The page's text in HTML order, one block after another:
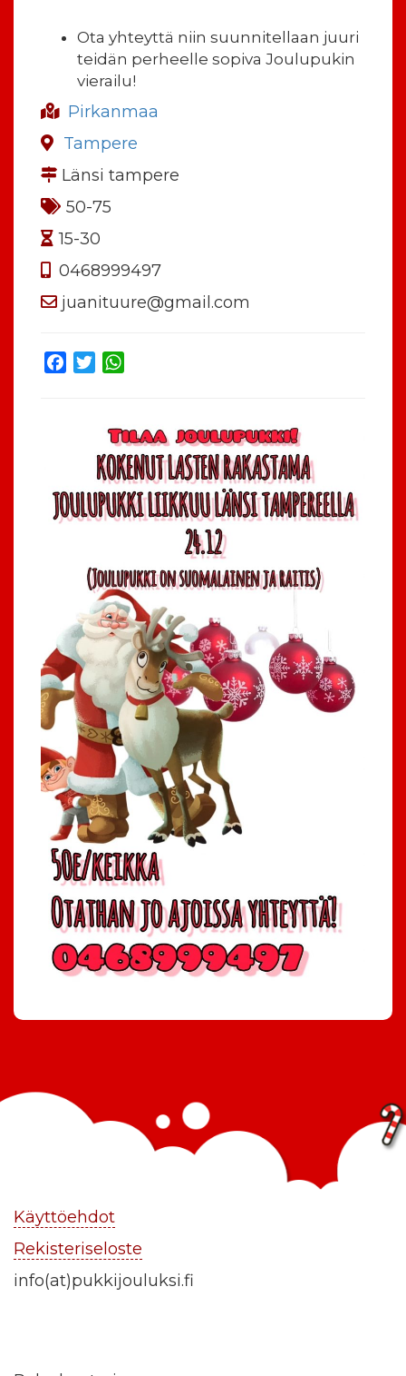
Ota yhteyttä niin suunnitellaan juuri
teidän perheelle sopiva Joulupukin
vierailu!
Pirkanmaa
Tampere
Länsi tampere
50-75
15-30
0468999497
juanituure@gmail.com
Facebook
Twitter
Käyttöehdot
Rekisteriseloste
info(at)pukkijouluksi.fi